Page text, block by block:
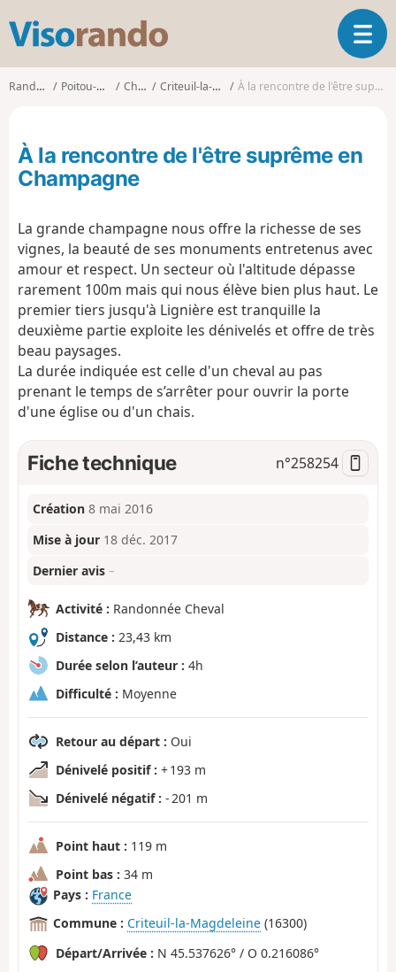
s
o
d
O
u
l
i
a
i
o
Randonnées Poitou-Charentes Charente Criteuil-la-Magdeleine À la rencontre de l'être suprême en Champagne
À la rencontre de l'être suprême en
Champagne
La grande champagne nous offre la richesse de ses
vignes, la beauté de ses monuments entretenus avec
amour et respect. Un secteur où l'altitude dépasse
rarement 100m mais qui nous élève bien plus haut. Le
premier tiers jusqu'à Lignière est tranquille la
deuxième partie exploite les dénivelés et offre de très
beau paysages.
La durée indiquée est celle d'un cheval au pas
prenant le temps de s’arrêter pour ouvrir la porte
d'une église ou d'un chais.
Fiche technique n°258254
Création 8 mai 2016
Mise à jour 18 déc. 2017
Dernier avis –
Activité : Randonnée Cheval
Distance : 23,43 km
Durée selon l’auteur : 4h
Difficulté : Moyenne
Retour au départ : Oui
Dénivelé positif : + 193 m
Dénivelé négatif : - 201 m
Point haut : 119 m
Point bas : 34 m
Pays : France
Commune : Criteuil-la-Magdeleine (16300)
Départ/Arrivée : N 45.537626° / O 0.216086°